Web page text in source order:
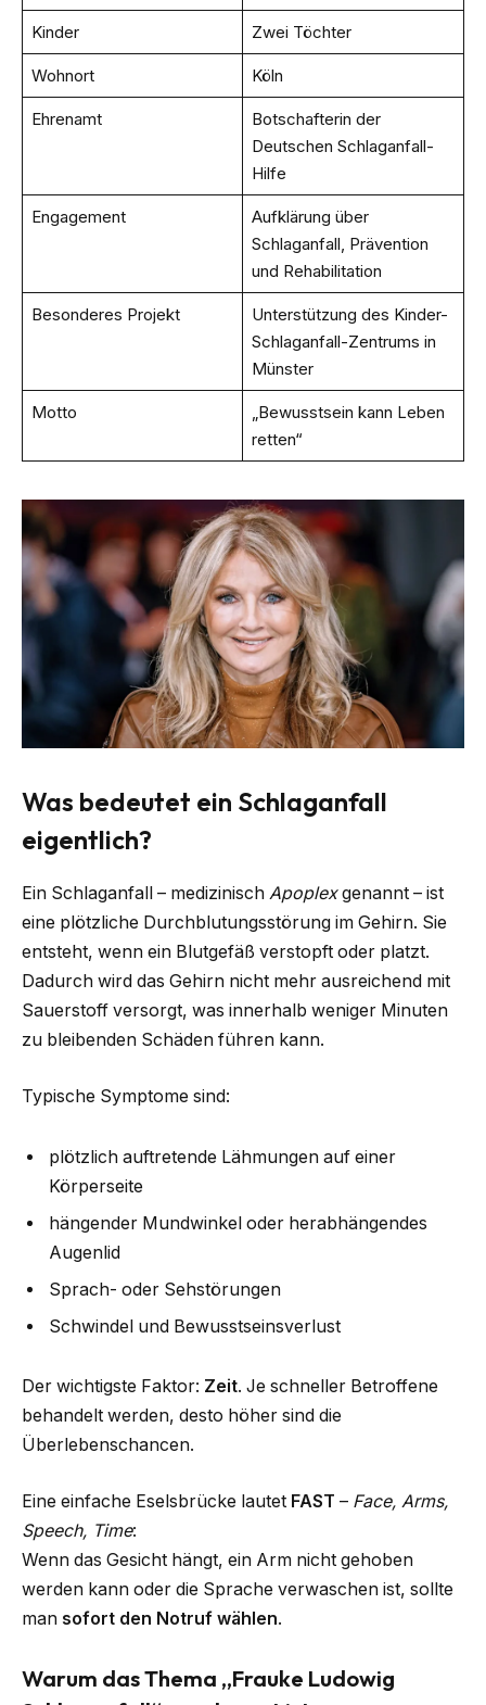
Kinder Zwei Töchter
Wohnort Köln
Ehrenamt
Botschafterin der
Deutschen Schlaganfall-
Hilfe
Engagement
Aufklärung über
Schlaganfall, Prävention
und Rehabilitation
Besonderes Projekt
Unterstützung des Kinder-
Schlaganfall-Zentrums in
Münster
Motto
„Bewusstsein kann Leben
retten“
Was bedeutet ein Schlaganfall
eigentlich?
Ein Schlaganfall – medizinisch Apoplexgenannt – ist
eine plötzliche Durchblutungsstörung im Gehirn. Sie
entsteht, wenn ein Blutgefäß verstopft oder platzt.
Dadurch wird das Gehirn nicht mehr ausreichend mit
Sauerstoff versorgt, was innerhalb weniger Minuten
zu bleibenden Schäden führen kann.
Typische Symptome sind:
plötzlich auftretende Lähmungen auf einer
Körperseite
hängender Mundwinkel oder herabhängendes
Augenlid
Sprach- oder Sehstörungen
Schwindel und Bewusstseinsverlust
Der wichtigste Faktor: Zeit. Je schneller Betroffene
behandelt werden, desto höher sind die
Überlebenschancen.
Eine einfache Eselsbrücke lautet FAST – Face, Arms,
Speech, Time:
Wenn das Gesicht hängt, ein Arm nicht gehoben
werden kann oder die Sprache verwaschen ist, sollte
man sofort den Notruf wählen.
Warum das Thema „Frauke Ludowig